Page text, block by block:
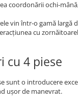
coordonării ochi-
vin într-o gamă
cu
cu 4 piese
sunt o introducere
ușor de manevrat.